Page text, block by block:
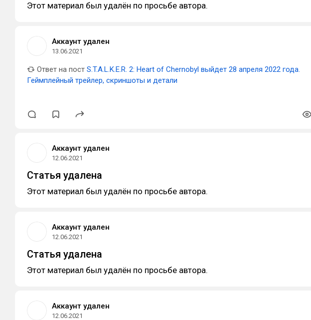
Этот материал был удалён по просьбе автора.
Аккаунт удален
13.06.2021
Ответ на пост S.T.A.L.K.E.R. 2: Heart of Chernobyl выйдет 28 апреля 2022 года.
Геймплейный трейлер, скриншоты и детали
Аккаунт удален
12.06.2021
Статья удалена
Этот материал был удалён по просьбе автора.
Аккаунт удален
12.06.2021
Статья удалена
Этот материал был удалён по просьбе автора.
Аккаунт удален
12.06.2021